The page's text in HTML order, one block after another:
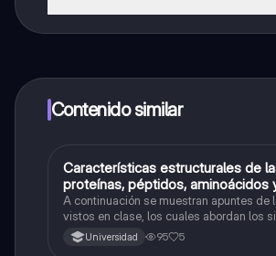
a determinadas funciones.
Contenido similar
Química
Características estructurales de
proteínas, péptidos, aminoácidos
A continuación se muestran apuntes de
vistos en clase, los cuales abordan los
conceptos más relevantes como lo son
características estructurales de las
Universidad 95 5